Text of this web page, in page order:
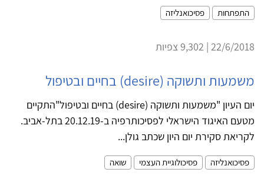
התפתחות פסיכואנליזה
22/6/2018 | 9,302 צפיות
משמעות ותשוקה (desire) בחיים ובטיפול
יום העיון "משמעות ותשוקה (desire) בחיים ובטיפול"התקיים
מטעם האיגוד הישראלי לפסיכותרפיה ב-20.12.19 בתל-אביב.
לקריאת סקירת יום היון שכתב גולן...
פסיכואנליזה פסיכולוגיית העצמי שואה